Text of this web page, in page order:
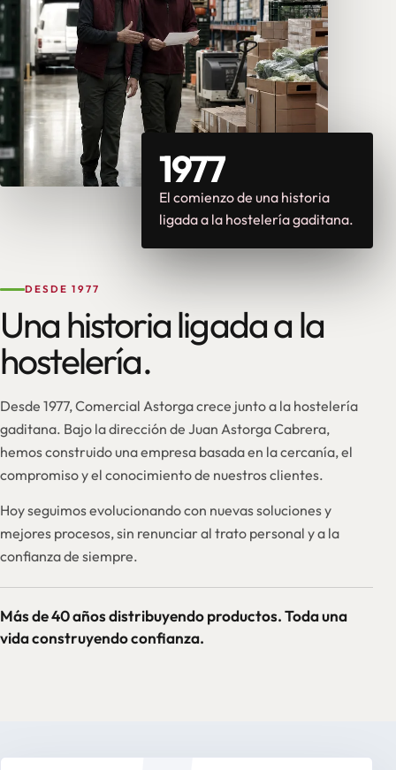
1977
El comienzo de una historia
ligada a la hostelería gaditana.
DESDE 1977
Una historia ligada a la
hostelería.
Desde 1977, Comercial Astorga crece junto a la hostelería
gaditana. Bajo la dirección de Juan Astorga Cabrera,
hemos construido una empresa basada en la cercanía, el
compromiso y el conocimiento de nuestros clientes.
Hoy seguimos evolucionando con nuevas soluciones y
mejores procesos, sin renunciar al trato personal y a la
confianza de siempre.
Más de 40 años distribuyendo productos. Toda una
vida construyendo confianza.